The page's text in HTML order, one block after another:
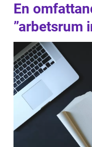
En
”arbetsrum